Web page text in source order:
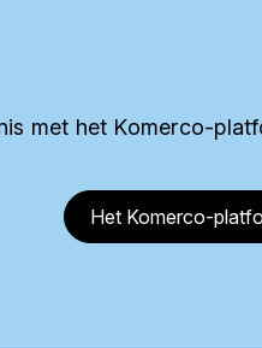
met het Komerco-
Het Komerco-